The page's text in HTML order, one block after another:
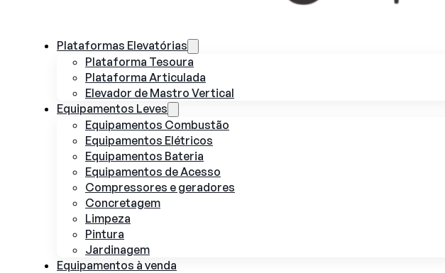
Plataformas Elevatórias
Plataforma Tesoura
Plataforma Articulada
Elevador de Mastro Vertical
Equipamentos Leves
Equipamentos Combustão
Equipamentos Elétricos
Equipamentos Bateria
Equipamentos de Acesso
Compressores e geradores
Concretagem
Limpeza
Pintura
Jardinagem
Equipamentos à venda